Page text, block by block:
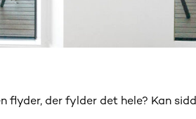
flyder, der fylder det hele? Kan